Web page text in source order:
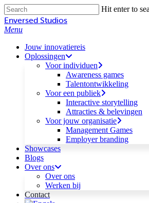
Skip
to
main
content
Hit enter to
Close
Search
Enversed Studios
Menu
Jouw innovatiereis
Oplossingen
Voor individuen
Awareness games
Talentontwikkeling
Voor een publiek
Interactive storytelling
Attracties & belevingen
Voor jouw organisatie
Management Games
Employer branding
Showcases
Blogs
Over ons
Over ons
Werken bij
Contact